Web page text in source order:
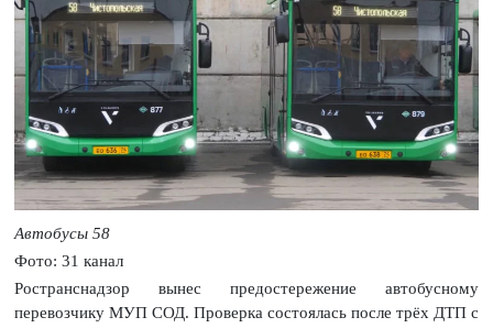
Автобусы 58
Фото: 31 канал
Ространснадзор вынес предостережение автобусному
перевозчику МУП СОД. Проверка состоялась после трёх ДТП с